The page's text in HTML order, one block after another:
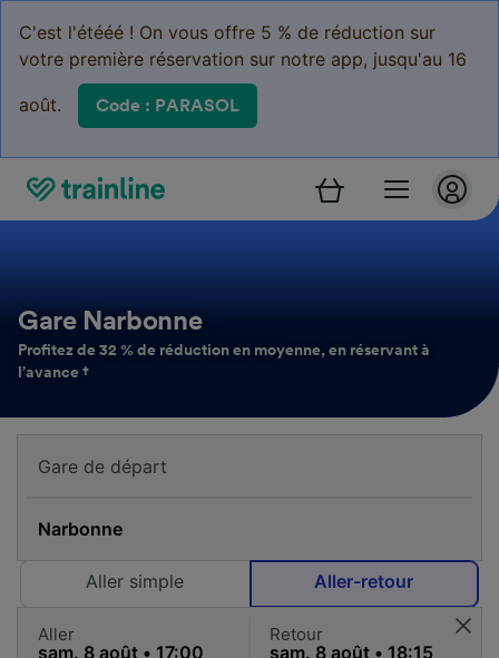
C'est l'étééé ! On vous offre 5 % de réduction sur
votre première réservation sur notre app, jusqu'au 16
août. Code : PARASOL
Gare Narbonne
Profitez de 32 % de réduction en moyenne, en réservant à
l’avance †
Aller simple Aller-retour
Aller Retour